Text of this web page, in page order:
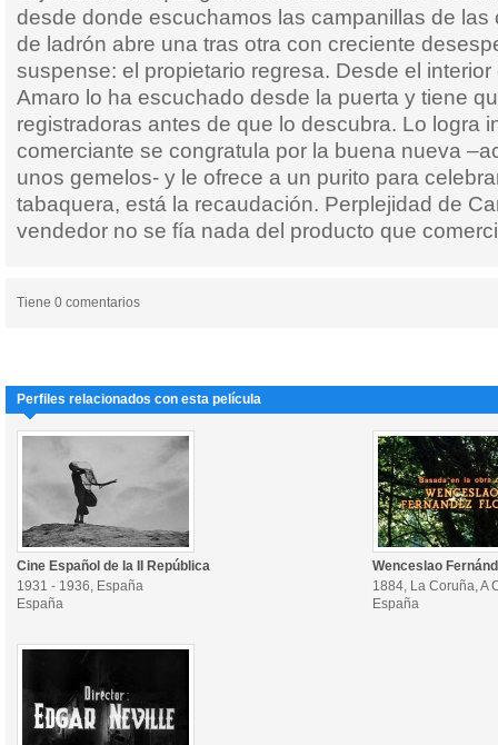
desde donde escuchamos las campanillas de las
de ladrón abre una tras otra con creciente
suspense: el propietario regresa. Desde el
Amaro lo ha escuchado desde la puerta y tiene
registradoras antes de que lo descubra. Lo logra
comerciante se congratula por la buena nueva
unos gemelos- y le ofrece a un purito para
tabaquera, está la recaudación. Perplejidad de
vendedor no se fía nada del producto que
Tiene 0 comentarios
Perfiles relacionados con esta película
Cine Español de la II República
1931 - 1936, España
España
Wenceslao
1884, La Coruña, A
España